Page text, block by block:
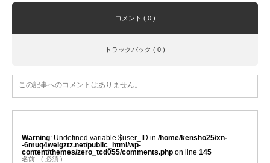
コメント ( 0 )
トラックバック ( 0 )
この記事へのコメントはありません。
Warning : Undefined variable $user_ID in /home/kensho25/xn-
-6muq4welgztz.net/public_html/wp-
content/themes/zero_tcd055/comments.php on line 145
名前 ( 必須 )